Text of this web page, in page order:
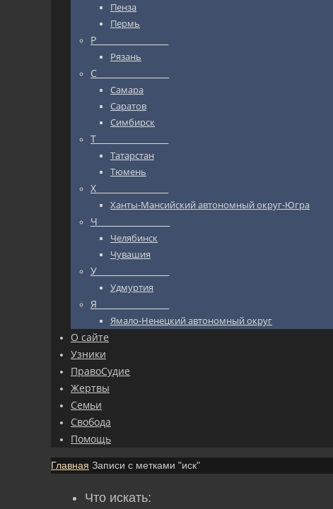
Пенза
Пермь
Р_________________
Рязань
С_________________
Самара
Саратов
Симбирск
Т_________________
Татарстан
Тюмень
Х_________________
Ханты-Мансийский автономный округ-Югра
Ч_________________
Челябинск
Чувашия
У_________________
Удмуртия
Я_________________
Ямало-Ненецкий автономный округ
О сайте
Узники
ПравоСудие
Жертвы
Семьи
Свобода
Помощь
Главная Записи с метками "иск"
Что искать: